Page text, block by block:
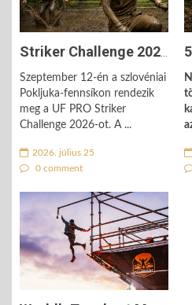
Striker Challenge 2026: tizenkilenc akadály, tizenöt kilométer - nem ...
Szeptember 12-én a szlovéniai
Pokljuka-fennsíkon rendezik
meg a UF PRO Striker
Challenge 2026-ot. A ...
2026. július 25
0 comment